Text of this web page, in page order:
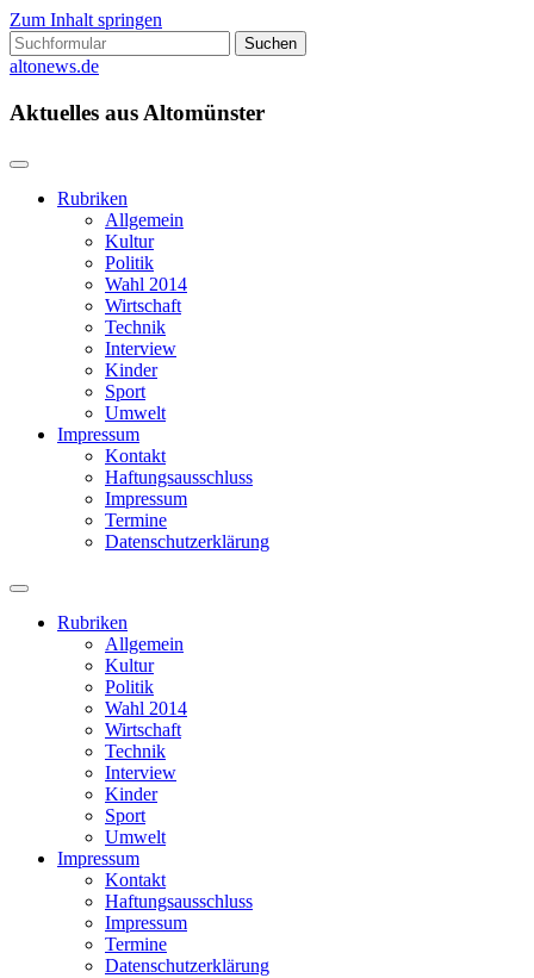
Zum Inhalt springen
Suchen
nach:
altonews.de
Aktuelles aus Altomünster
Rubriken
Allgemein
Kultur
Politik
Wahl 2014
Wirtschaft
Technik
Interview
Kinder
Sport
Umwelt
Impressum
Kontakt
Haftungsausschluss
Impressum
Termine
Datenschutzerklärung
Suchfeld
ein-/ausblenden
Rubriken
Allgemein
Kultur
Politik
Wahl 2014
Wirtschaft
Technik
Interview
Kinder
Sport
Umwelt
Impressum
Kontakt
Haftungsausschluss
Impressum
Termine
Datenschutzerklärung